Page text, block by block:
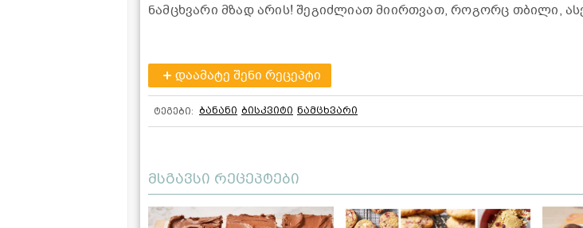
ნამცხვარი მზად არის! შეგიძლიათ მიირთვათ, როგორც თბილი,
დაამატე შენი რეცეპტი
ტეგები: ბანანი ბისკვიტი ნამცხვარი
მსგავსი რეცეპტები